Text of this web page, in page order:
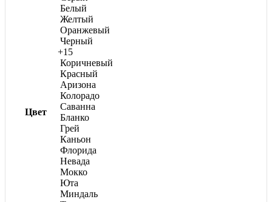
Цвет
Белый
Желтый
Оранжевый
Черный
+15
Коричневый
Красный
Аризона
Колорадо
Саванна
Бланко
Грей
Каньон
Флорида
Невада
Мокко
Юта
Миндаль